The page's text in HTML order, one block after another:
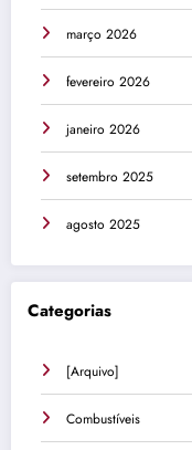
março 2026
fevereiro 2026
janeiro 2026
setembro 2025
agosto 2025
Categorias
[Arquivo]
Combustíveis